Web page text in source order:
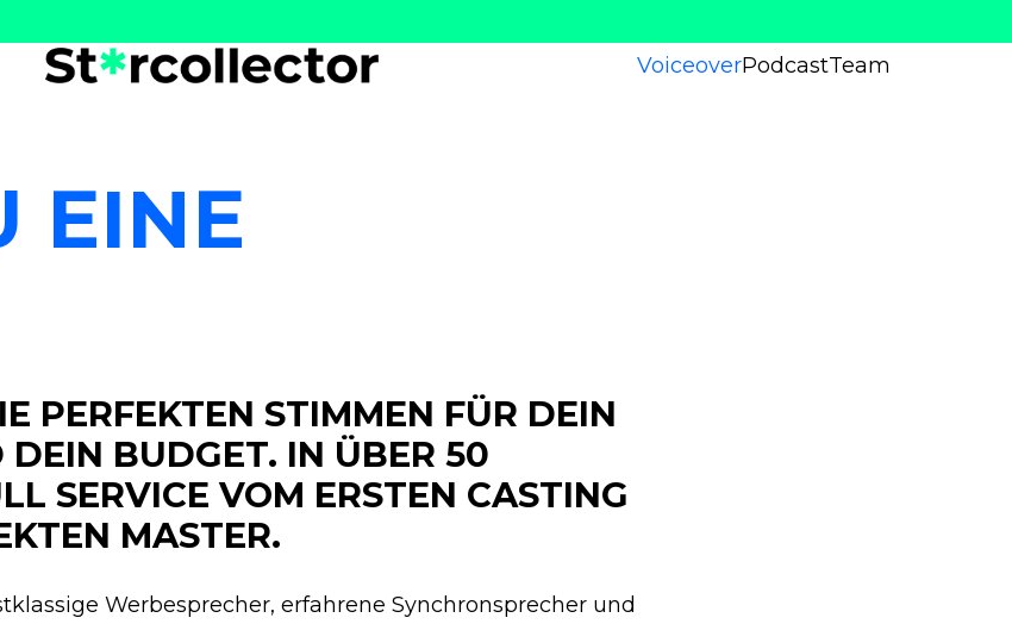
VoiceoverPodcastTeam
EINE
PERFEKTEN STIMMEN FÜR DEIN
DEIN BUDGET. IN ÜBER 50
SERVICE VOM ERSTEN CASTING
MASTER.
Werbesprecher, erfahrene Synchronsprecher und